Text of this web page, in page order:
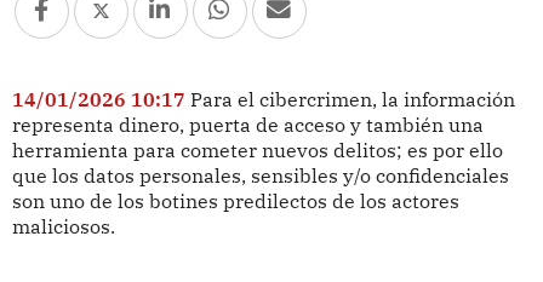
14/01/2026 10:17 Para el cibercrimen, la información
representa dinero, puerta de acceso y también una
herramienta para cometer nuevos delitos; es por ello
que los datos personales, sensibles y/o confidenciales
son uno de los botines predilectos de los actores
maliciosos.